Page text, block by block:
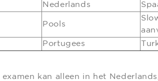
Nederlands
Pools
Portugees
kan alleen in het